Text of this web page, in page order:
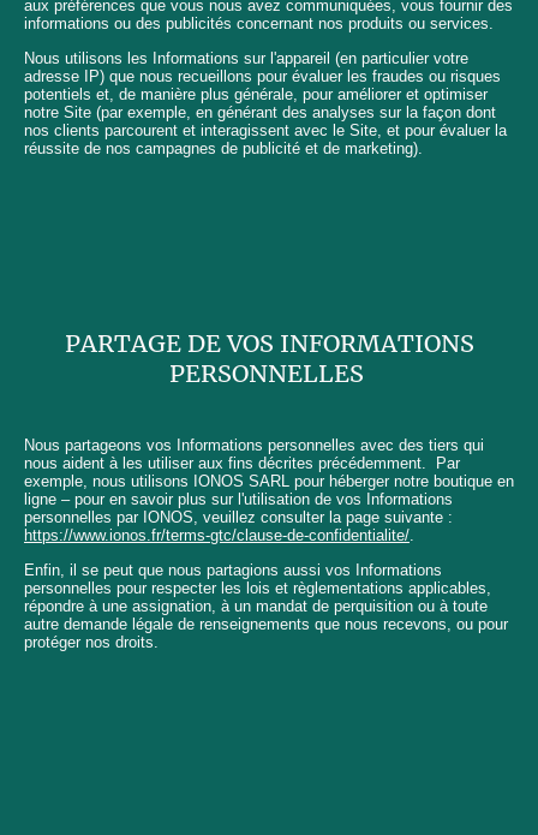
aux préférences que vous nous avez communiquées, vous fournir des
informations ou des publicités concernant nos produits ou services.
Nous utilisons les Informations sur l'appareil (en particulier votre
adresse IP) que nous recueillons pour évaluer les fraudes ou risques
potentiels et, de manière plus générale, pour améliorer et optimiser
notre Site (par exemple, en générant des analyses sur la façon dont
nos clients parcourent et interagissent avec le Site, et pour évaluer la
réussite de nos campagnes de publicité et de marketing).
PARTAGE DE VOS INFORMATIONS
PERSONNELLES
Nous partageons vos Informations personnelles avec des tiers qui
nous aident à les utiliser aux fins décrites précédemment. Par
exemple, nous utilisons IONOS SARL pour héberger notre boutique en
ligne – pour en savoir plus sur l'utilisation de vos Informations
personnelles par IONOS, veuillez consulter la page suivante :
https://www.ionos.fr/terms-gtc/clause-de-confidentialite/.
Enfin, il se peut que nous partagions aussi vos Informations
personnelles pour respecter les lois et règlementations applicables,
répondre à une assignation, à un mandat de perquisition ou à toute
autre demande légale de renseignements que nous recevons, ou pour
protéger nos droits.